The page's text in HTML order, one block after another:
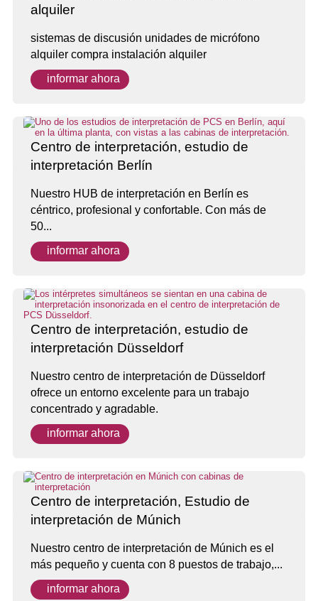
alquiler
sistemas de discusión unidades de micrófono
alquiler compra instalación alquiler
informar ahora
Centro de interpretación, estudio de
interpretación Berlín
Nuestro HUB de interpretación en Berlín es
céntrico, profesional y confortable. Con más de
50...
informar ahora
Centro de interpretación, estudio de
interpretación Düsseldorf
Nuestro centro de interpretación de Düsseldorf
ofrece un entorno excelente para un trabajo
concentrado y agradable.
informar ahora
Centro de interpretación, Estudio de
interpretación de Múnich
Nuestro centro de interpretación de Múnich es el
más pequeño y cuenta con 8 puestos de trabajo,...
informar ahora